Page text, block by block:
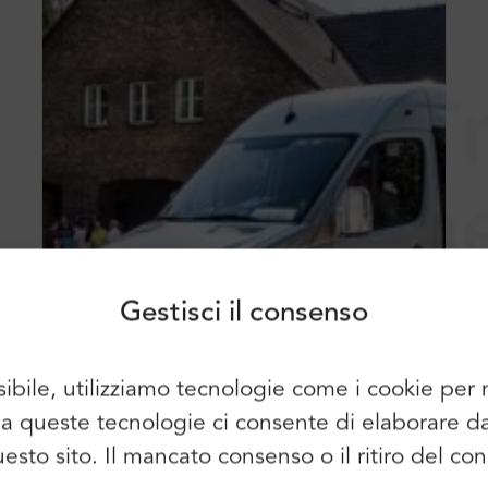
Gestisci il consenso
utilizziamo tecnologie come i cookie per
queste tecnologie ci consente di elaborare
sito. Il mancato consenso o il ritiro del
Accesso Iscriviti
Continuare a utilizzare i seguenti
È possibile utilizzare anche l'e-mail e
la password:
Nome: